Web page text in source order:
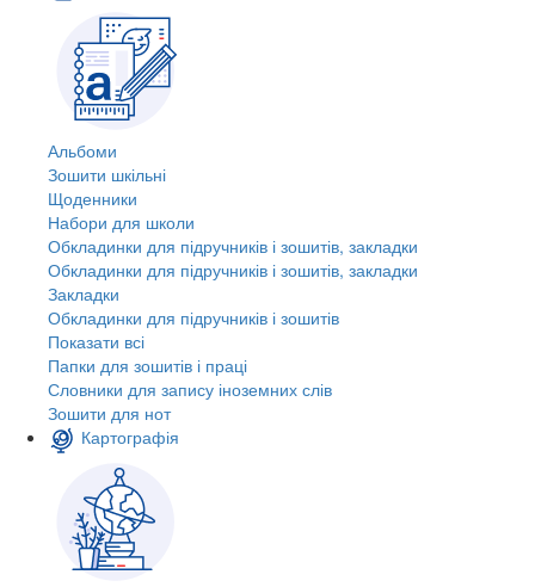
Альбоми
Зошити шкільні
Щоденники
Набори для школи
Обкладинки для підручників і зошитів, закладки
Обкладинки для підручників і зошитів, закладки
Закладки
Обкладинки для підручників і зошитів
Показати всі
Папки для зошитів і праці
Словники для запису іноземних слів
Зошити для нот
Картографія